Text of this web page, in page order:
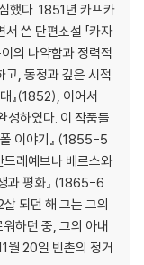
했다. 1851년 카프카
쓴 단편소설 「카자
의 나약함과 정력적
고, 동정과 깊은 시적
』(1852), 이어서
성하였다. 이 작품들
이야기』 (1855-5
레예브나 베르스와
과 평화』 (1865-6
되던 해 그는 그의
하던 중, 그의 아내
월 20일 빈촌의 정거